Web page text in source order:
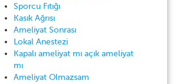
Sporcu Fıtığı
Kasık Ağrısı
Ameliyat Sonrası
Lokal Anestezi
Kapalı ameliyat mı açık ameliyat
mı
Ameliyat Olmazsam